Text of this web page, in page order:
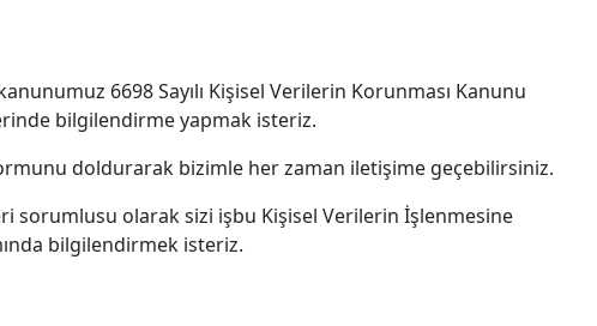
6698 Sayılı Kişisel Verilerin Korunması Kanunu
bilgilendirme yapmak isteriz.
doldurarak bizimle her zaman iletişime geçebilirsiniz.
sorumlusu olarak sizi işbu Kişisel Verilerin İşlenmesine
bilgilendirmek isteriz.